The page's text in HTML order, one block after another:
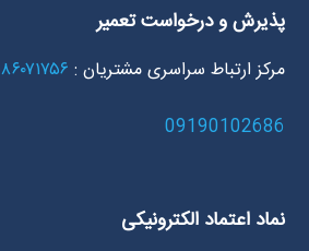
پذیرش و درخواست تعمیر
مرکز ارتباط سراسری مشتریان : ۸۶۰۷۱۷۵۶-۰۲۱
09190102686
نماد اعتماد الکترونیکی